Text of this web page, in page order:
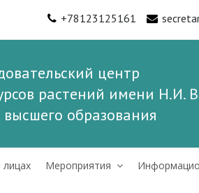
+78123125161
центр
растений имени Н.И.
образования
Мероприятия